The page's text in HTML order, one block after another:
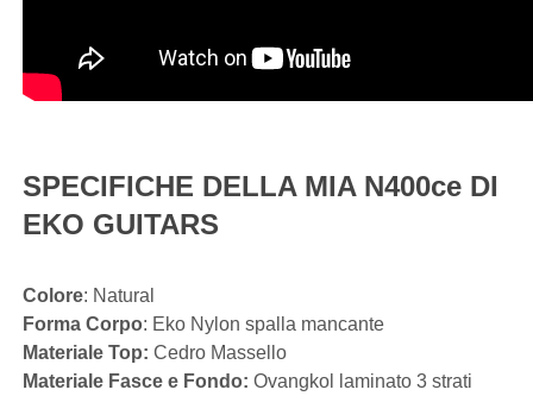
SPECIFICHE DELLA MIA N400ce DI
EKO GUITARS
Colore: Natural
Forma Corpo: Eko Nylon spalla mancante
Materiale Top: Cedro Massello
Materiale Fasce e Fondo: Ovangkol laminato 3 strati